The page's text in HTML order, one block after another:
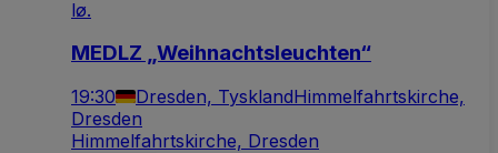
lø.
MEDLZ „Weihnachtsleuchten“
19:30 Dresden, TysklandHimmelfahrtskirche,
Dresden
Himmelfahrtskirche, Dresden